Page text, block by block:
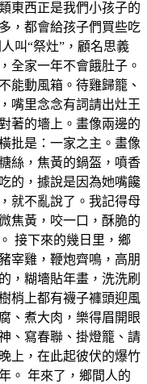
東西正是我們小孩子的
，都會給孩子們買些吃
叫“祭灶”，顧名思義
全家一年不會餓肚子。
能動風箱。待雞歸籠、
嘴里念念有詞請出灶王
著的墻上。畫像兩邊的
批是：一家之主。畫像
絲，焦黃的鍋盔，噴香
的，據說是因為她嘴饞
就不亂說了。我記得母
焦黃，咬一口，酥脆的
接下來的幾日里，鄉
宰雞，鞭炮齊鳴，高朋
，糊墻貼年畫，洗洗刷
梢上都有襪子褲頭迎風
、煮大肉，樂得眉開眼
、寫春聯、掛燈籠、請
上，在此起彼伏的爆竹
。 年來了，鄉間人的